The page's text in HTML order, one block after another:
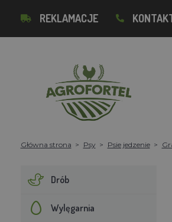
REKLAMACJE
Główna strona Psy Psie jedzenie
Drób
Wylęgarnia